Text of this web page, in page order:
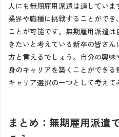
人にも無期雇用派遣は適してい
業界や職種に挑戦することがで
ことが可能です。無期雇用派遣
きたいと考えている新卒の皆さ
方と言えるでしょう。自分の興
身のキャリアを築くことができ
キャリア選択の一つとして考えて
まとめ：無期雇用派遣